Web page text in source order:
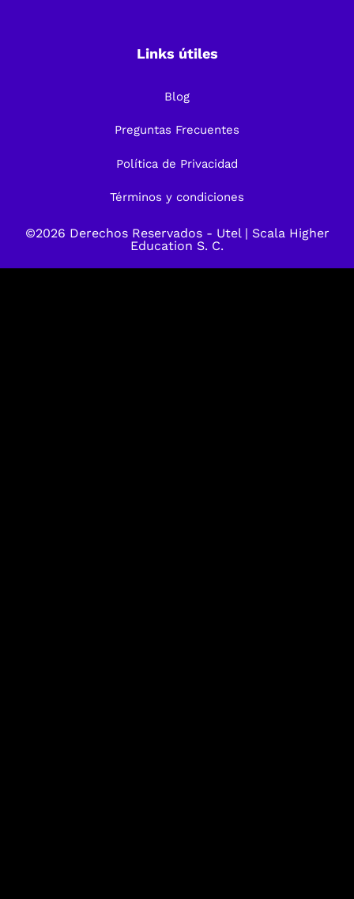
Links útiles
Blog
Preguntas Frecuentes
Política de Privacidad
Términos y condiciones
©2026 Derechos Reservados - Utel| Scala Higher
Education S. C.